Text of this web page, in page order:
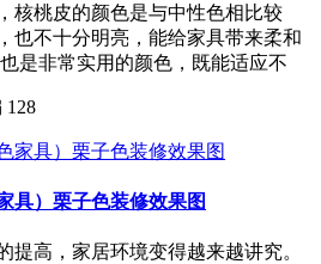
核桃皮的颜色是与中性色相比较
也不十分明亮，能给家具带来柔和
是非常实用的颜色，既能适应不
128
具）栗子色装修效果图
提高，家居环境变得越来越讲究。